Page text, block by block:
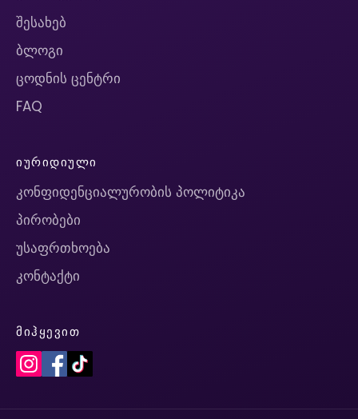
შესახებ
ბლოგი
ცოდნის ცენტრი
FAQ
ᲘᲣᲠᲘᲓᲘᲣᲚᲘ
კონფიდენციალურობის პოლიტიკა
პირობები
უსაფრთხოება
კონტაქტი
ᲛᲘᲰᲧᲔᲕᲘᲗ